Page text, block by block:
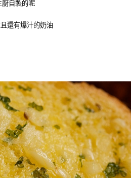
自製的呢
還有爆汁的奶油